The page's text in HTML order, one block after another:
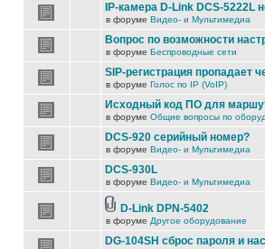
IP-камера D-Link DCS-5222L
в форуме Видео- и Мультимедиа
Вопрос по возможности
в форуме Беспроводные сети
SIP-регистрация пропадает
в форуме Голос по IP (VoIP)
Исходный код ПО для
в форуме Общие вопросы по
DCS-920 серийный номер?
в форуме Видео- и Мультимедиа
DCS-930L
в форуме Видео- и Мультимедиа
D-Link DPN-5402
в форуме Другое оборудование
DG-104SH сброс пароля и